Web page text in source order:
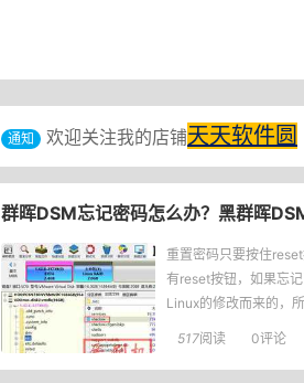
通知 欢迎关注我的店铺天天软件圆
群晖DSM忘记密码怎么办？黑群晖
重置密码只要按住
有reset按钮，如果忘
Linux的修改而来的，
517阅读 0评论